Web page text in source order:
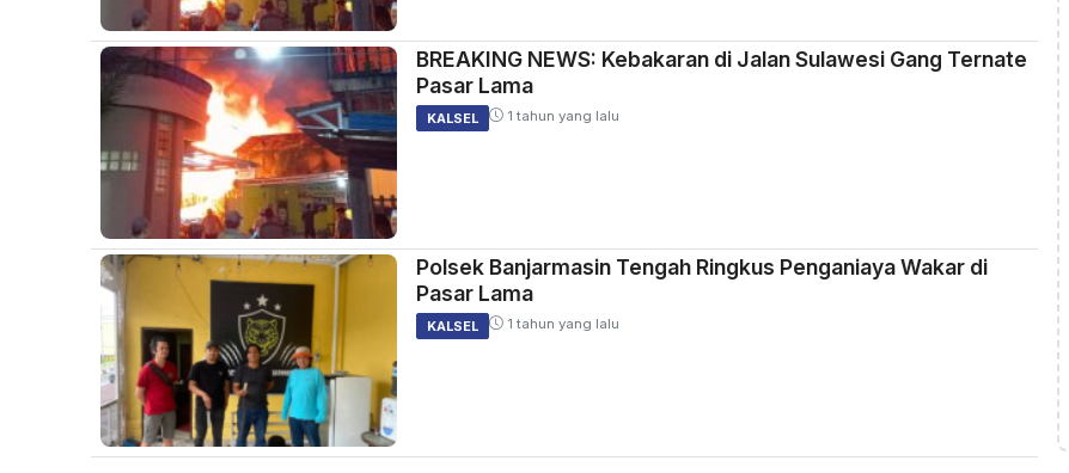
BREAKING NEWS: Kebakaran di Jalan Sulawesi Gang Ternate
Pasar Lama
KALSEL 1 tahun yang lalu
Polsek Banjarmasin Tengah Ringkus Penganiaya Wakar di
Pasar Lama
KALSEL 1 tahun yang lalu